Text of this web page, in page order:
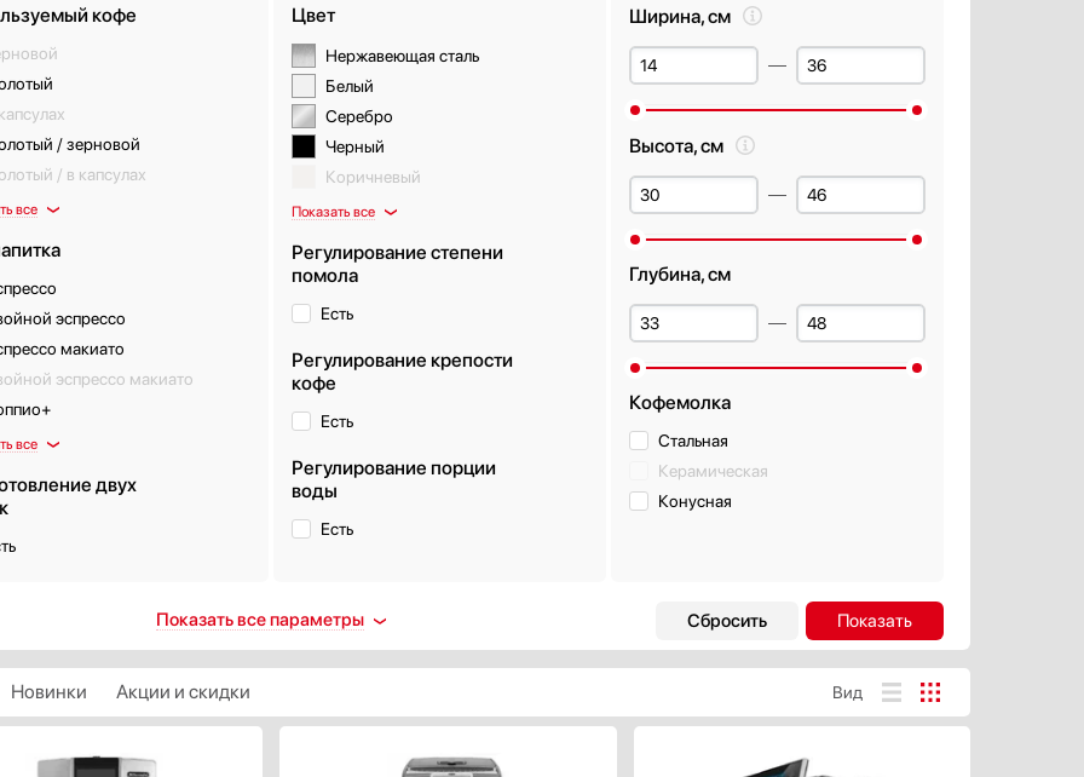
кофе
/ зерновой
/ в капсулах
все
эспрессо
макиато
эспрессо макиато
все
двух
Цвет
Нержавеющая сталь
Белый
Серебро
Черный
Коричневый
Показать все
Регулирование степени
помола
Есть
Регулирование крепости
кофе
Есть
Регулирование порции
воды
Есть
Ширина, см
Высота, см
Глубина, см
Кофемолка
Стальная
Керамическая
Конусная
чаши для зерен, г Элементы управления
Кнопочные
Сенсорные / кнопочные
Дизайн-линия
Базовый / Универсальный
Показать все параметры
Новинки Акции и скидки Вид